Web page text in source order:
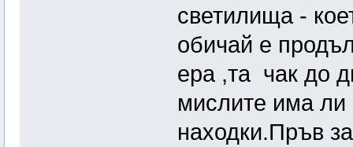
светилища -
обичай е
ера ,та чак до
мислите има ли
находки.Пръв